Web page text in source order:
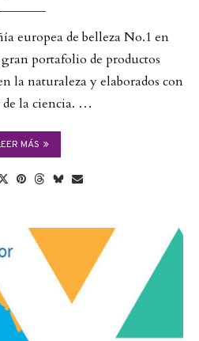
europea de belleza No.1 en
portafolio de productos
la naturaleza y elaborados con
la ciencia. …
MÁS